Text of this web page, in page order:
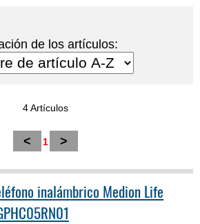
de los artículos:
4 Artículos
< 1 >
inalámbrico Medion Life